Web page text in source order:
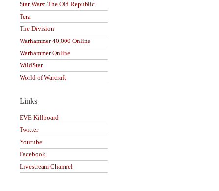
Star Wars: The Old Republic
Tera
The Division
Warhammer 40.000 Online
Warhammer Online
WildStar
World of Warcraft
Links
EVE Killboard
Twitter
Youtube
Facebook
Livestream Channel